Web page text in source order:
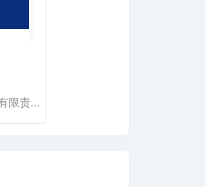
萍乡市方上化工填料有限责任公司